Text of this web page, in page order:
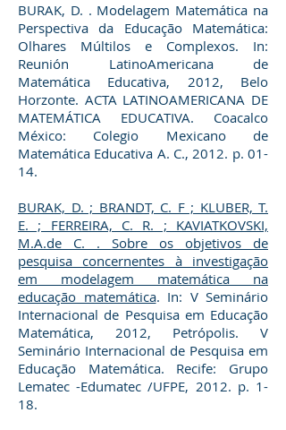
BURAK, D. . Modelagem Matemática na
Perspectiva da Educação Matemática:
Olhares Múltilos e Complexos. In:
Reunión LatinoAmericana de
Matemática Educativa, 2012, Belo
Horzonte. ACTA LATINOAMERICANA DE
MATEMÁTICA EDUCATIVA. Coacalco
México: Colegio Mexicano de
Matemática Educativa A. C., 2012. p. 01-
14.
BURAK, D. ; BRANDT, C. F ; KLUBER, T.
E. ; FERREIRA, C. R. ; KAVIATKOVSKI,
M.A.de C. . Sobre os objetivos de
pesquisa concernentes à investigação
em modelagem matemática na
educação matemática. In: V Seminário
Internacional de Pesquisa em Educação
Matemática, 2012, Petrópolis. V
Seminário Internacional de Pesquisa em
Educação Matemática. Recife: Grupo
Lematec -Edumatec /UFPE, 2012. p. 1-
18.